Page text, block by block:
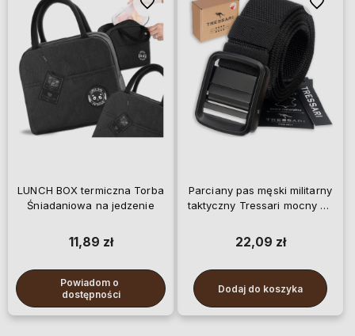
LUNCH BOX termiczna Torba
Śniadaniowa na jedzenie
11,89 zł
Powiadom o
dostępności
Parciany pas męski militarny
taktyczny Tressari mocny do
22,09 zł
Dodaj do koszyka